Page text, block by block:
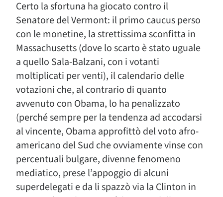
Certo la sfortuna ha giocato contro il
Senatore del Vermont: il primo caucus perso
con le monetine, la strettissima sconfitta in
Massachusetts (dove lo scarto è stato uguale
a quello Sala-Balzani, con i votanti
moltiplicati per venti), il calendario delle
votazioni che, al contrario di quanto
avvenuto con Obama, lo ha penalizzato
(perché sempre per la tendenza ad accodarsi
al vincente, Obama approfittò del voto afro-
americano del Sud che ovviamente vinse con
percentuali bulgare, divenne fenomeno
mediatico, prese l’appoggio di alcuni
superdelegati e da li spazzò via la Clinton in